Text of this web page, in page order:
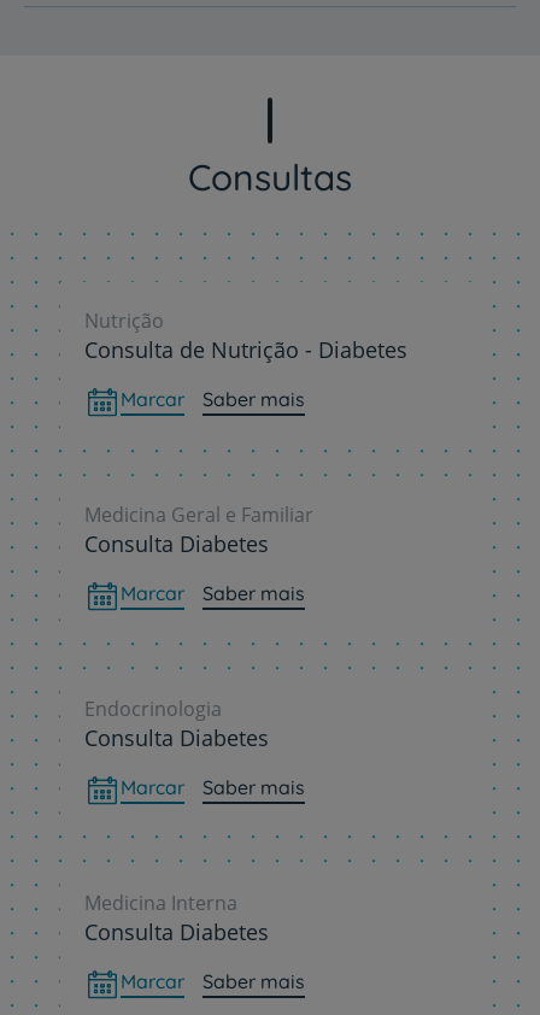
Consultas
Nutrição
Consulta de Nutrição - Diabetes
Marcar Saber mais
Medicina Geral e Familiar
Consulta Diabetes
Marcar Saber mais
Endocrinologia
Consulta Diabetes
Marcar Saber mais
Medicina Interna
Consulta Diabetes
Marcar Saber mais